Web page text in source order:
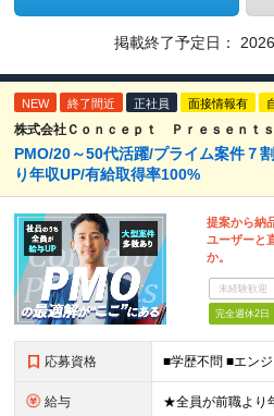
掲載終了予定日：
NEW 終了間近 正社員 面接情報有
株式会社Ｃｏｎｃｅｐｔ Ｐｒｅｓｅｎｔｓ
PMO/20～50代活躍/プライム案件７
り年収UP/有給取得率100%
提案から納
ユーザーと
か。
未経験歓迎
完全週休2日
応募資格
給与